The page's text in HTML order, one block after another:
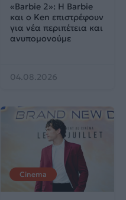
«Barbie 2»: Η Barbie
και ο Ken επιστρέφουν
για νέα περιπέτεια και
ανυπομονούμε
04.08.2026
Cinema